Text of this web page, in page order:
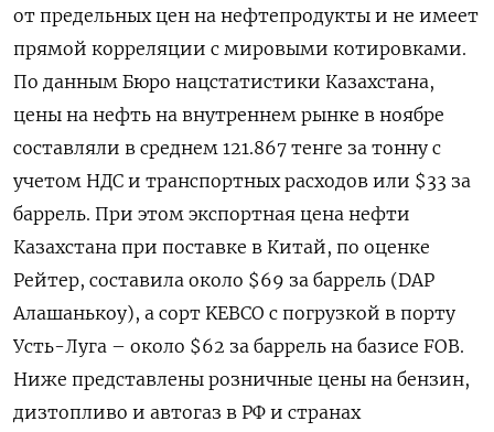
от предельных цен на нефтепродукты и не имеет
прямой корреляции с мировыми котировками.
По данным Бюро нацстатистики Казахстана,
цены на нефть на внутреннем рынке в ноябре
составляли в среднем 121.867 тенге за тонну с
учетом НДС и транспортных расходов или $33 за
баррель. При этом экспортная цена нефти
Казахстана при поставке в Китай, по оценке
Рейтер, составила около $69 за баррель (DAP
Алашанькоу), а сорт KEBCO c погрузкой в порту
Усть-Луга – около $62 за баррель на базисе FOB.
Ниже представлены розничные цены на бензин,
дизтопливо и автогаз в РФ и странах